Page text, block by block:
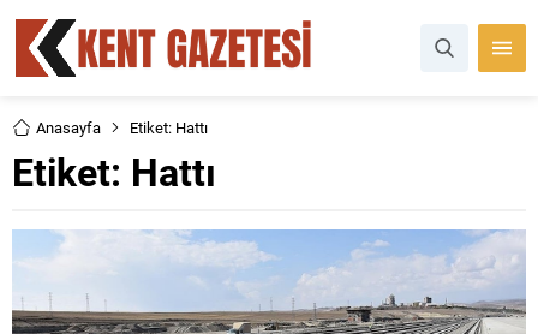
Anasayfa Etiket: Hattı
Etiket: Hattı